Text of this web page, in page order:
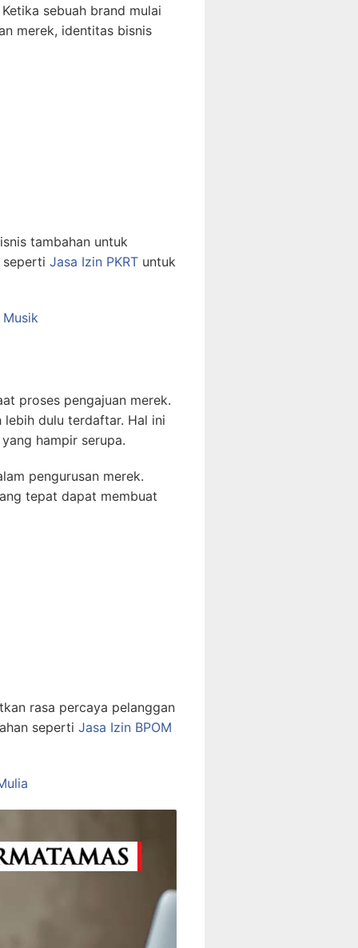
sebuah brand mulai
merek, identitas bisnis
tambahan untuk
seperti Jasa Izin PKRT untuk
proses pengajuan merek.
lebih dulu terdaftar. Hal ini
hampir serupa.
pengurusan merek.
tepat dapat membuat
rasa percaya pelanggan
seperti Jasa Izin BPOM